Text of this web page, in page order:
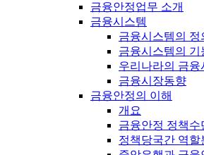
금융안정업무 소개
금융시스템
금융시스템의 정
금융시스템의 기
우리나라의 금융
금융시장동향
금융안정의 이해
개요
금융안정 정책수
정책당국간 역할